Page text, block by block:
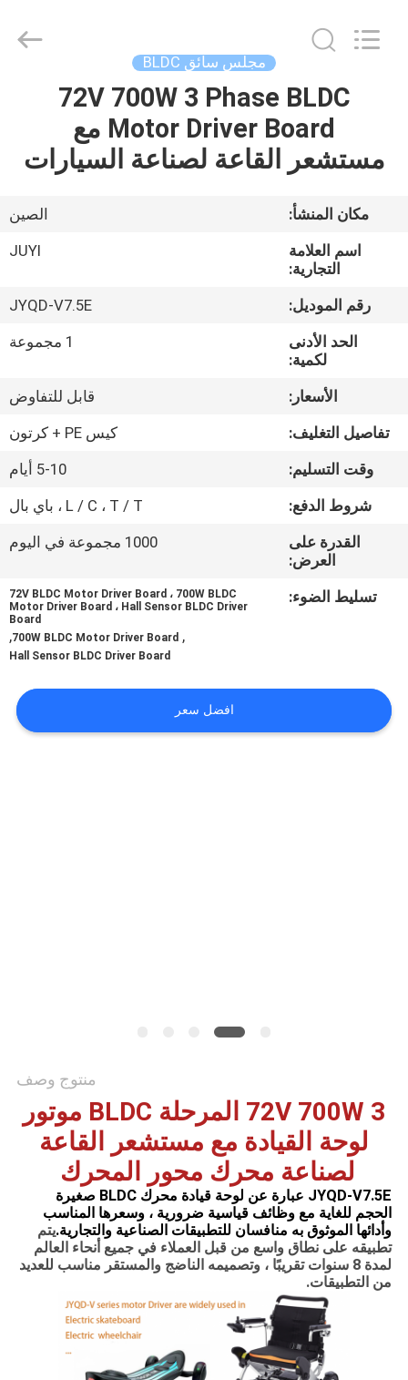
المنتجات
أشرطة
فيديو
حول
في
المعمل
ضبط
الجودة
اتصل
أخبار
Technology
مجلس سائق BLDC
72V 700W 3 Phase BLDC
Motor Driver Board مع
مستشعر القاعة لصناعة السيارات
مكان المنشأ:
الصين
اسم العلامة
التجارية:
JUYI
رقم الموديل:
JYQD-V7.5E
الحد الأدنى
لكمية:
1 مجموعة
الأسعار:
قابل للتفاوض
تفاصيل التغليف:
كيس PE + كرتون
وقت التسليم:
5-10 أيام
شروط الدفع:
L / C ، T / T ، باي بال
القدرة على
العرض:
1000 مجموعة في اليوم
تسليط الضوء:
72V BLDC Motor Driver Board ، 700W BLDC
Motor Driver Board ، Hall Sensor BLDC Driver
Board
,
700W BLDC Motor Driver Board
,
Hall Sensor BLDC Driver Board
افضل سعر
منتوج وصف
72V 700W 3 المرحلة BLDC موتور
لوحة القيادة مع مستشعر القاعة
لصناعة محرك محور المحرك
JYQD-V7.5E عبارة عن لوحة قيادة محرك BLDC صغيرة
الحجم للغاية مع وظائف قياسية ضرورية ، وسعرها المناسب
وأدائها الموثوق به منافسان للتطبيقات الصناعية والتجارية.يتم
تطبيقه على نطاق واسع من قبل العملاء في جميع أنحاء العالم
لمدة 8 سنوات تقريبًا ، وتصميمه الناضج والمستقر مناسب للعديد
من التطبيقات.